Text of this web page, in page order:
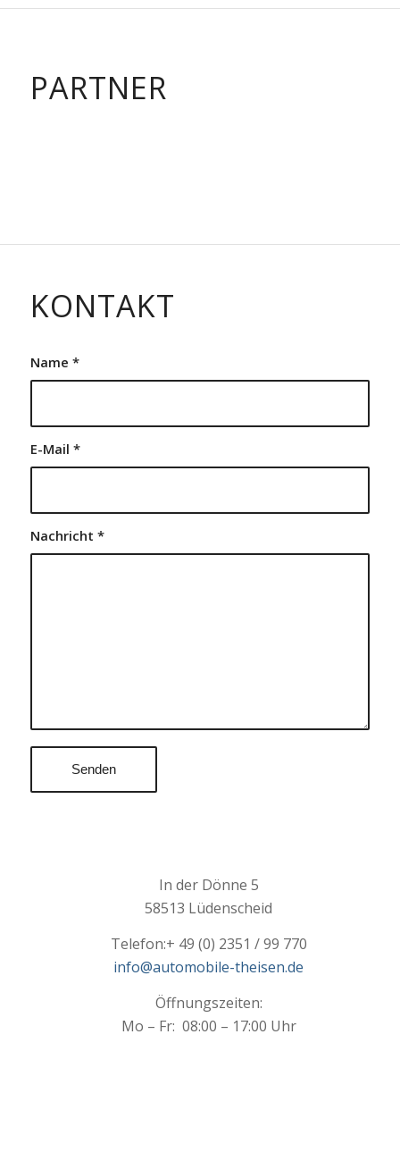
PARTNER
KONTAKT
Name *
E-Mail *
Nachricht *
In der Dönne 5
58513 Lüdenscheid
Telefon:+ 49 (0) 2351 / 99 770
info@automobile-theisen.de
Öffnungszeiten:
Mo – Fr: 08:00 – 17:00 Uhr